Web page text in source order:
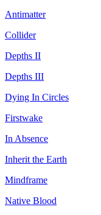
Antimatter
Collider
Depths II
Depths III
Dying In Circles
Firstwake
In Absence
Inherit the Earth
Mindframe
Native Blood